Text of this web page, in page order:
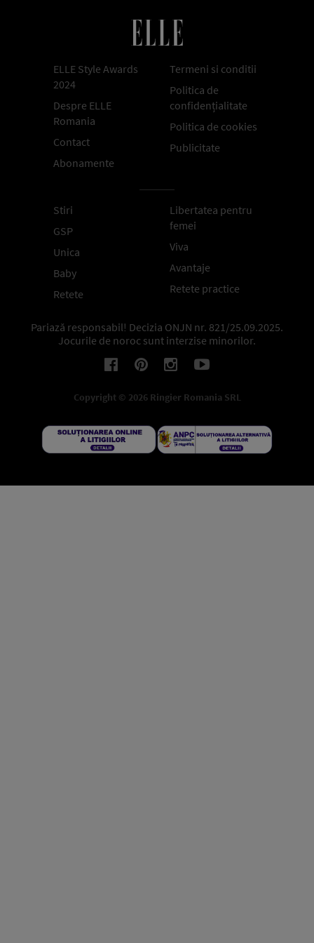
ELLE Style Awards
2024
Despre ELLE
Romania
Contact
Abonamente
Termeni si conditii
Politica de
confidențialitate
Politica de cookies
Publicitate
Stiri
GSP
Unica
Baby
Retete
Libertatea pentru
femei
Viva
Avantaje
Retete practice
Pariază responsabil! Decizia ONJN nr. 821/25.09.2025.
Jocurile de noroc sunt interzise minorilor.
Copyright © 2026 Ringier Romania SRL